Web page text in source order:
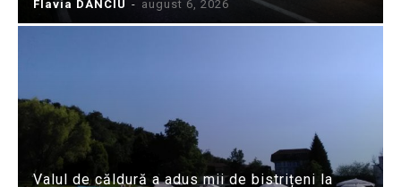
Flavia DANCIU - august 6, 2026
Valul de căldură a adus mii de bistrițeni la